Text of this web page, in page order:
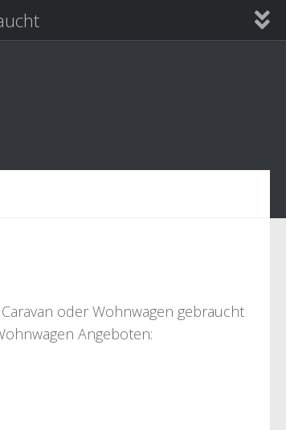
oder Wohnwagen gebraucht
Angeboten: